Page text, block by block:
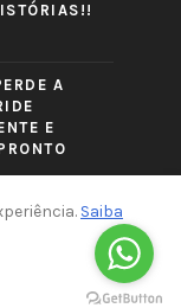
A
E
Saiba